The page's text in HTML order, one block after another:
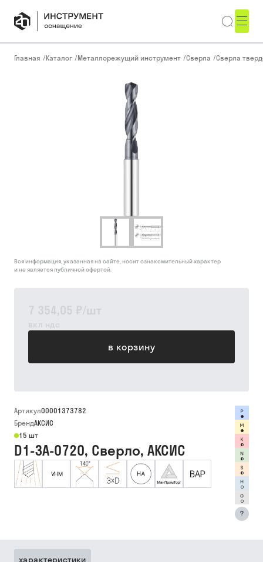
Главная /Каталог /Металлорежущий инструмент /Сверла /Сверла
7 354,05 ₽/шт
вкл ндс
в корзину
Вся информация, указанная на сайте, носит ознакомительный характер
и не является публичной офертой.
Артикул00001373782
БрендАКСИС
15 шт
D1-3A-0720, Сверло, АКСИС
?
характеристики